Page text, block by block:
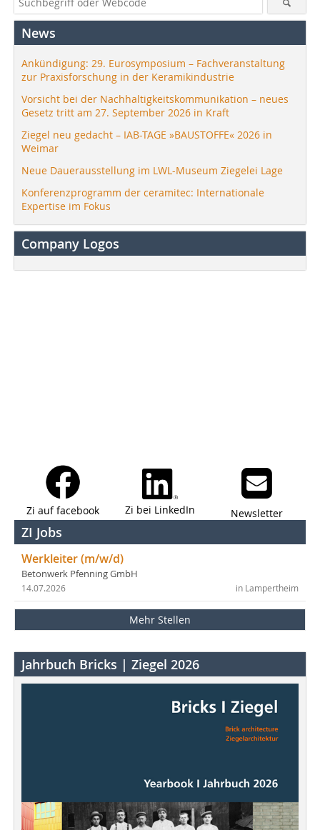
News
Ankündigung: 29. Eurosymposium – Fachveranstaltung
zur Praxisforschung in der Keramikindustrie
Vorsicht bei der Nachhaltigkeitskommunikation – neues
Gesetz tritt am 27. September 2026 in Kraft
Ziegel neu gedacht – IAB-TAGE »BAUSTOFFE« 2026 in
Weimar
Neue Dauerausstellung im LWL-Museum Ziegelei Lage
Konferenzprogramm der ceramitec: Internationale
Expertise im Fokus
Company Logos
Zi auf facebook Zi bei LinkedIn Newsletter
ZI Jobs
Werkleiter (m/w/d)
Betonwerk Pfenning GmbH
in Lampertheim
14.07.2026
Mehr Stellen
Jahrbuch Bricks | Ziegel 2026